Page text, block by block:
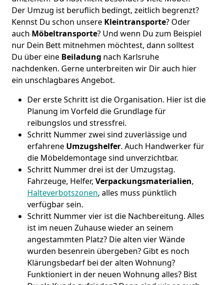
Der Umzug ist beruflich bedingt, zeitlich begrenzt?
Kennst Du schon unsere Kleintransporte? Oder
auch Möbeltransporte? Und wenn Du zum Beispiel
nur Dein Bett mitnehmen möchtest, dann solltest
Du über eine Beiladung nach Karlsruhe
nachdenken. Gerne unterbreiten wir Dir auch hier
ein unschlagbares Angebot.
Der erste Schritt ist die Organisation. Hier ist die
Planung im Vorfeld die Grundlage für
reibungslos und stressfrei.
Schritt Nummer zwei sind zuverlässige und
erfahrene Umzugshelfer. Auch Handwerker für
die Möbeldemontage sind unverzichtbar.
Schritt Nummer drei ist der Umzugstag.
Fahrzeuge, Helfer, Verpackungsmaterialien,
Halteverbotszonen, alles muss pünktlich
verfügbar sein.
Schritt Nummer vier ist die Nachbereitung. Alles
ist im neuen Zuhause wieder an seinem
angestammten Platz? Die alten vier Wände
wurden besenrein übergeben? Gibt es noch
Klärungsbedarf bei der alten Wohnung?
Funktioniert in der neuen Wohnung alles? Bist